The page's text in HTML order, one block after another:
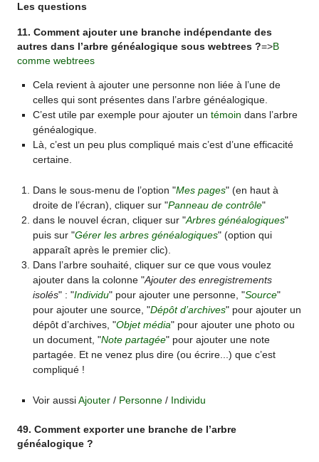
Les questions
11. Comment ajouter une branche indépendante des
autres dans l’arbre généalogique sous webtrees ?=>B
comme webtrees
Cela revient à ajouter une personne non liée à l’une de
celles qui sont présentes dans l’arbre généalogique.
C’est utile par exemple pour ajouter un témoin dans l’arbre
généalogique.
Là, c’est un peu plus compliqué mais c’est d’une efficacité
certaine.
Dans le sous-menu de l’option "Mes pages" (en haut à
droite de l’écran), cliquer sur "Panneau de contrôle"
dans le nouvel écran, cliquer sur "Arbres généalogiques"
puis sur "Gérer les arbres généalogiques" (option qui
apparaît après le premier clic).
Dans l’arbre souhaité, cliquer sur ce que vous voulez
ajouter dans la colonne "Ajouter des enregistrements
isolés" : "Individu" pour ajouter une personne, "Source"
pour ajouter une source, "Dépôt d’archives" pour ajouter un
dépôt d’archives, "Objet média" pour ajouter une photo ou
un document, "Note partagée" pour ajouter une note
partagée. Et ne venez plus dire (ou écrire...) que c’est
compliqué !
Voir aussiAjouter/ Personne/ Individu
49. Comment exporter une branche de l’arbre
généalogique ?